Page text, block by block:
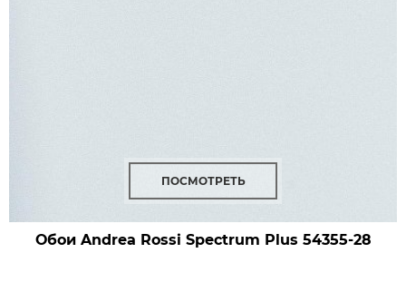
ПОСМОТРЕТЬ
Обои Andrea Rossi Spectrum Plus 54355-28